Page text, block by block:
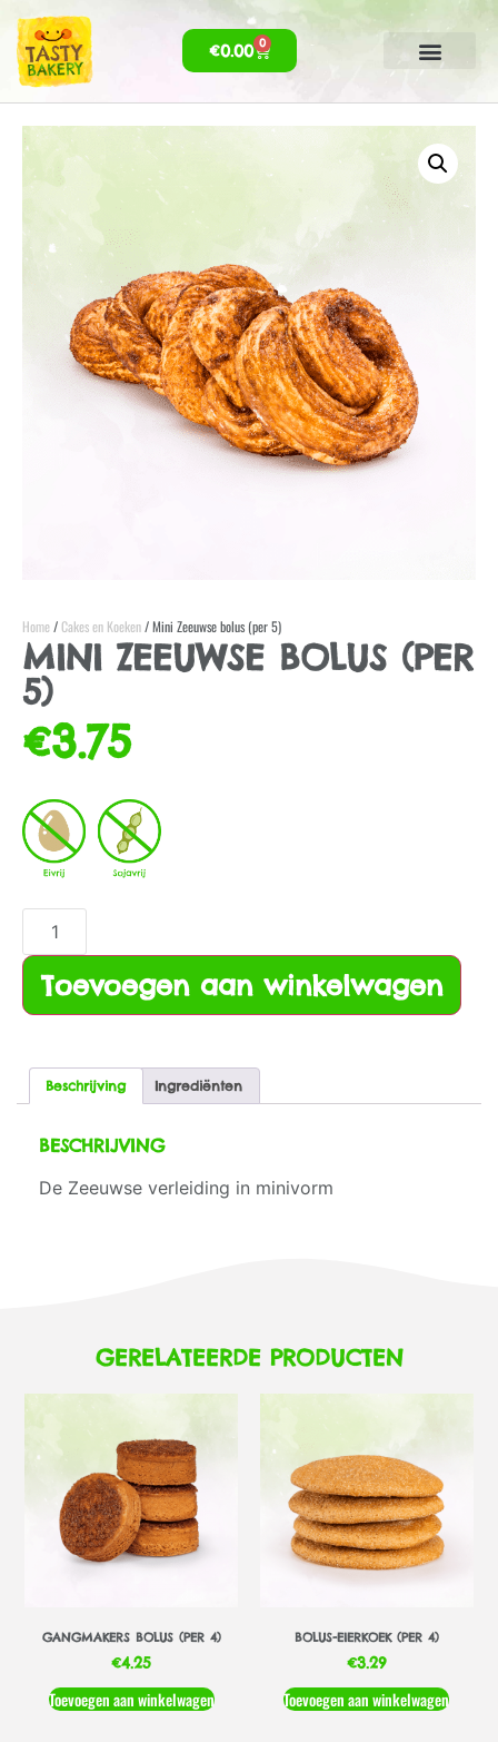
€0.00 0
Home/ Cakes en Koeken/ Mini Zeeuwse bolus (per 5)
MINI ZEEUWSE BOLUS (PER
5)
€3.75
Toevoegen aan winkelwagen
Beschrijving Ingrediënten
BESCHRIJVING
De Zeeuwse verleiding in minivorm
GERELATEERDE PRODUCTEN
GANGMAKERS BOLUS (PER 4)
€4.25
Toevoegen aan winkelwagen
BOLUS-EIERKOEK (PER 4)
€3.29
Toevoegen aan winkelwagen